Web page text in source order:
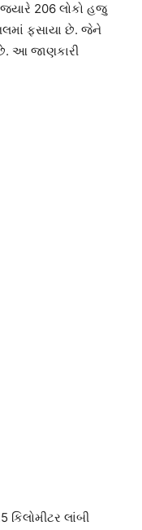
જયારે 206 લોકો હજુ
ફસાયા છે. જેને
છે. આ જાણકારી
કિલોમીટર લાંબી